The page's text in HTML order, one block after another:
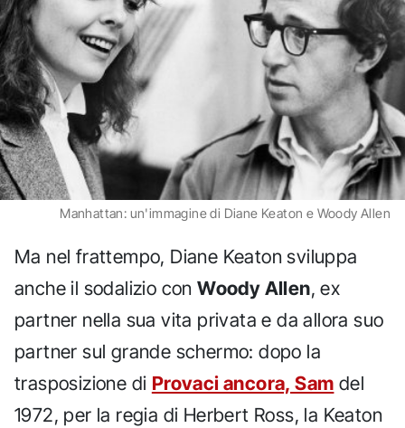
Manhattan: un'immagine di Diane Keaton e Woody Allen
Ma nel frattempo, Diane Keaton sviluppa
anche il sodalizio conWoody Allen, ex
partner nella sua vita privata e da allora suo
partner sul grande schermo: dopo la
trasposizione di Provaci ancora, Sam del
1972, per la regia di Herbert Ross, la Keaton